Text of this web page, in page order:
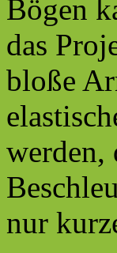
Bögen
das
bloße
werden,
nur